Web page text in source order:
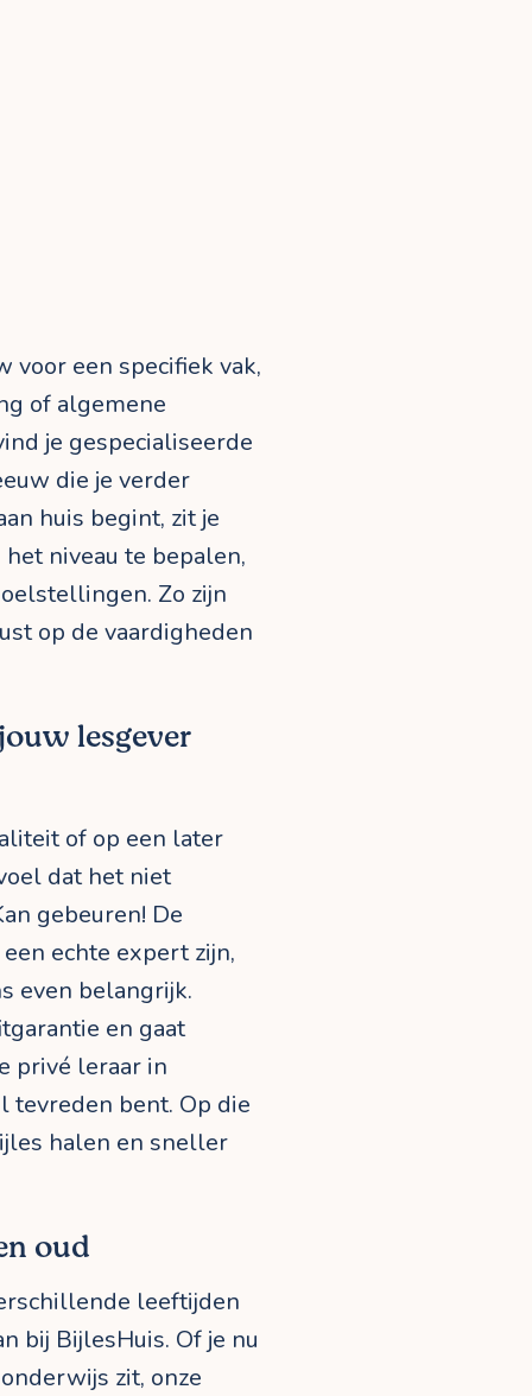
een specifiek vak,
of algemene
je gespecialiseerde
die je verder
huis begint, zit je
niveau te bepalen,
Zo zijn
op de vaardigheden
lesgever
of op een later
dat het niet
gebeuren! De
echte expert zijn,
even belangrijk.
en gaat
privé leraar in
tevreden bent. Op die
halen en sneller
oud
leeftijden
bij BijlesHuis. Of je nu
zit, onze